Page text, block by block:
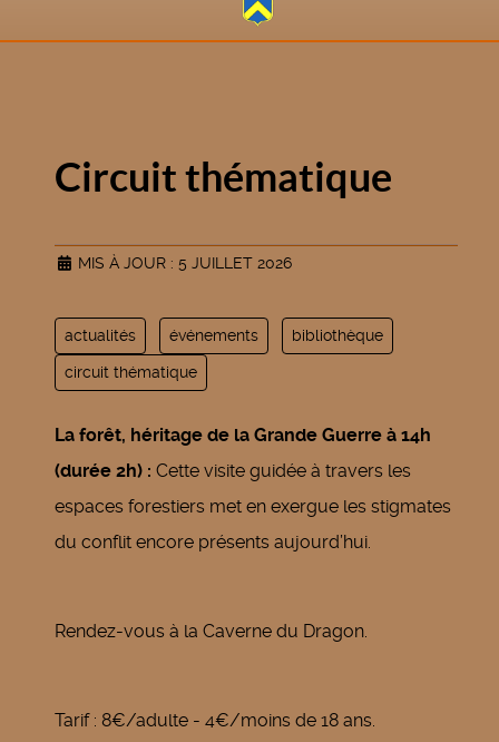
Circuit thématique
MIS À JOUR : 5 JUILLET 2026
actualités événements bibliothèque
circuit thématique
La forêt, héritage de la Grande Guerre à 14h
(durée 2h) : Cette visite guidée à travers les
espaces forestiers met en exergue les stigmates
du conflit encore présents aujourd’hui.
Rendez-vous à la Caverne du Dragon.
Tarif : 8€/adulte - 4€/moins de 18 ans.